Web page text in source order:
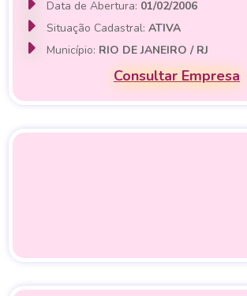
Data de Abertura: 01/02/2006
Situação Cadastral:ATIVA
Município: RIO DE JANEIRO / RJ
Consultar Empresa